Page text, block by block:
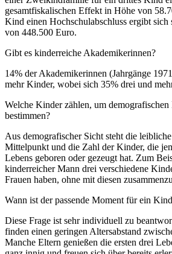
gesamtfiskalischen Effekt in Höhe von
Kind einen Hochschulabschluss ergibt
von 448.500 Euro.
Gibt es kinderreiche Akademikerinnen?
14% der Akademikerinnen (Jahrgänge
mehr Kinder, wobei sich 35% drei und
Welche Kinder zählen, um
bestimmen?
Aus demografischer Sicht steht die
Mittelpunkt und die Zahl der Kinder, die
Lebens geboren oder gezeugt hat. Zum
kinderreicher Mann drei verschiedene
Frauen haben, ohne mit diesen
Wann ist der passende Moment für ein
Diese Frage ist sehr individuell zu
finden einen geringen Altersabstand
Manche Eltern genießen die ersten drei